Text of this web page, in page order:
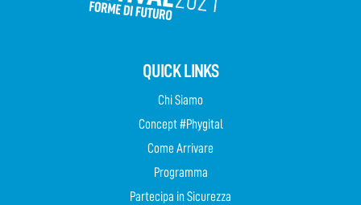
QUICK LINKS
Chi Siamo
Concept #Phygital
Come Arrivare
Programma
Partecipa in Sicurezza